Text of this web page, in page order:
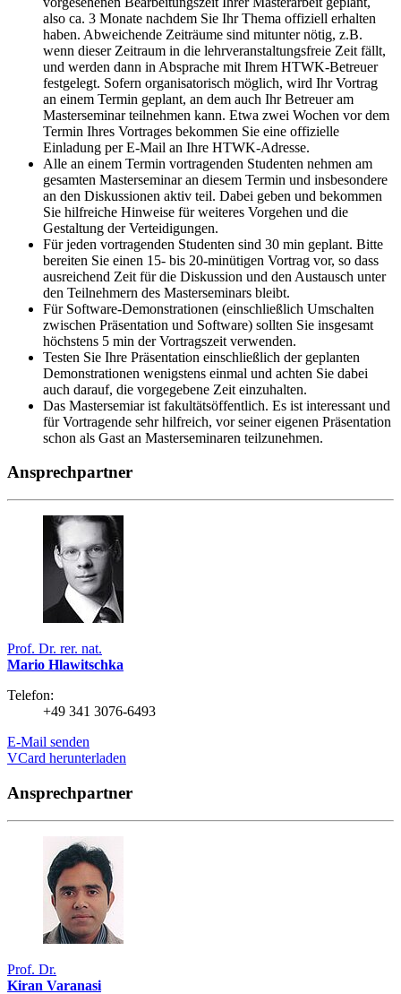
also ca. 3 Monate nachdem Sie Ihr Thema offiziell erhalten
haben. Abweichende Zeiträume sind mitunter nötig, z.B.
wenn dieser Zeitraum in die lehrveranstaltungsfreie Zeit fällt,
und werden dann in Absprache mit Ihrem HTWK-Betreuer
festgelegt. Sofern organisatorisch möglich, wird Ihr Vortrag
an einem Termin geplant, an dem auch Ihr Betreuer am
Masterseminar teilnehmen kann. Etwa zwei Wochen vor dem
Termin Ihres Vortrages bekommen Sie eine offizielle
Einladung per E-Mail an Ihre HTWK-Adresse.
Alle an einem Termin vortragenden Studenten nehmen am
gesamten Masterseminar an diesem Termin und insbesondere
an den Diskussionen aktiv teil. Dabei geben und bekommen
Sie hilfreiche Hinweise für weiteres Vorgehen und die
Gestaltung der Verteidigungen.
Für jeden vortragenden Studenten sind 30 min geplant. Bitte
bereiten Sie einen 15- bis 20-minütigen Vortrag vor, so dass
ausreichend Zeit für die Diskussion und den Austausch unter
den Teilnehmern des Masterseminars bleibt.
Für Software-Demonstrationen (einschließlich Umschalten
zwischen Präsentation und Software) sollten Sie insgesamt
höchstens 5 min der Vortragszeit verwenden.
Testen Sie Ihre Präsentation einschließlich der geplanten
Demonstrationen wenigstens einmal und achten Sie dabei
auch darauf, die vorgegebene Zeit einzuhalten.
Das Mastersemiar ist fakultätsöffentlich. Es ist interessant und
für Vortragende sehr hilfreich, vor seiner eigenen Präsentation
schon als Gast an Masterseminaren teilzunehmen.
Ansprechpartner
Prof. Dr. rer. nat.
Mario Hlawitschka
Telefon:
+49 341 3076-6493
E-Mail senden
VCard herunterladen
Ansprechpartner
Prof. Dr.
Kiran Varanasi